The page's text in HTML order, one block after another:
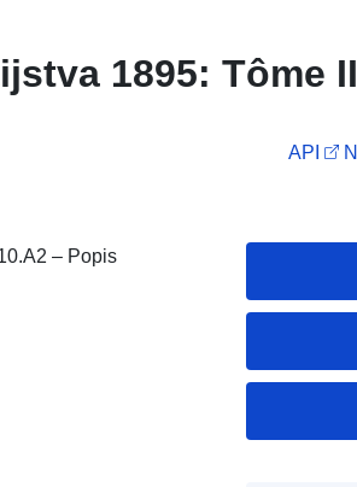
1895: Tôme
API
– Popis